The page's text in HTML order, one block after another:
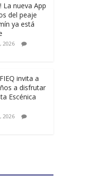
La nueva App
del peaje
ya está
2026
invita a
a disfrutar
Escénica
2026